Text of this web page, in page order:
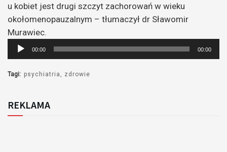
u kobiet jest drugi szczyt zachorowań w wieku
okołomenopauzalnym – tłumaczył dr Sławomir
Murawiec.
Odtwarzacz
plików
dźwiękowych
00:00 00:00
Tagi: psychiatria zdrowie
REKLAMA